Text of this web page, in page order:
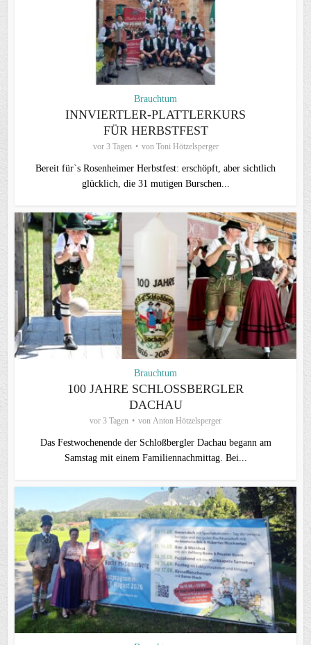
Brauchtum
INNVIERTLER-PLATTLERKURS
FÜR HERBSTFEST
vor 3 Tagen von Toni Hötzelsperger
Bereit für`s Rosenheimer Herbstfest: erschöpft, aber sichtlich
glücklich, die 31 mutigen Burschen...
Brauchtum
100 JAHRE SCHLOSSBERGLER D
ACHAU
vor 3 Tagen von Anton Hötzelsperger
Das Festwochenende der Schloßbergler Dachau begann am
Samstag mit einem Familiennachmittag. Bei...